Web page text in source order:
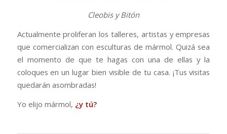
Cleobis y Bitón
Actualmente proliferan los talleres, artistas y empresas
que comercializan con esculturas de mármol. Quizá sea
el momento de que te hagas con una de ellas y la
coloques en un lugar bien visible de tu casa. ¡Tus visitas
quedarán asombradas!
Yo elijo mármol, ¿y tú?